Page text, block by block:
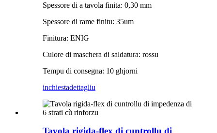
Spessore di a tavola finita: 0,30 mm
Spessore di rame finitu: 35um
Finitura: ENIG
Culore di maschera di saldatura: rossu
Tempu di consegna: 10 ghjorni
inchiestadettagliu
Tavola rigida-flex di cuntrollu di